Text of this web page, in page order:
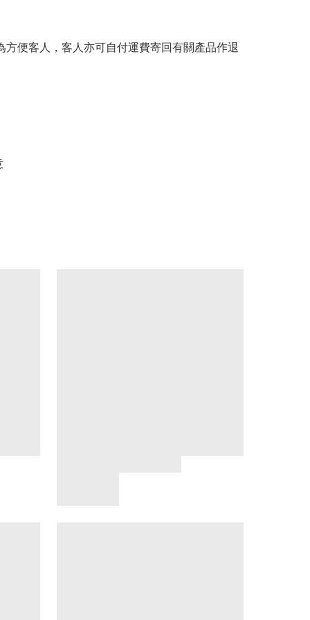
便客人，客人亦可自付運費寄回有關產品作退